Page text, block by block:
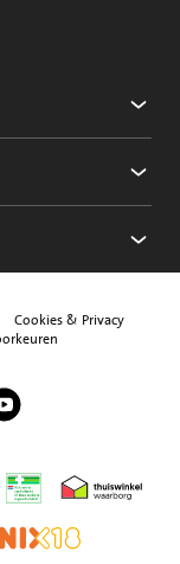
Cookies & Privacy
YouTube
Thuiswinkel
NIX18